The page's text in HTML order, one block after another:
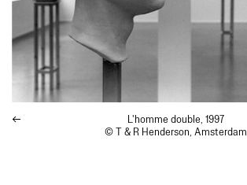
L'homme double, 1997
© T & R Henderson, Amsterdam